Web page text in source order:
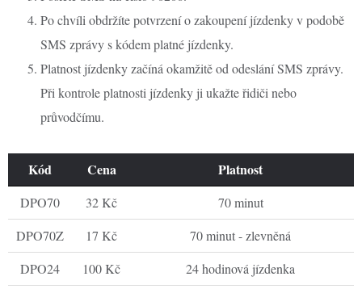
Po chvíli obdržíte potvrzení o zakoupení jízdenky v podobě
SMS zprávy s kódem platné jízdenky.
Platnost jízdenky začíná okamžitě od odeslání SMS zprávy.
Při kontrole platnosti jízdenky ji ukažte řidiči nebo
průvodčímu.
Kód Cena Platnost
DPO70 32 Kč
70 minut
DPO70Z
17 Kč
70 minut - zlevněná
DPO24
100 Kč
24 hodinová jízdenka